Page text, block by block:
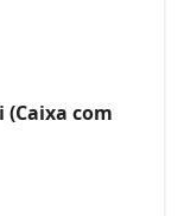
(Caixa com